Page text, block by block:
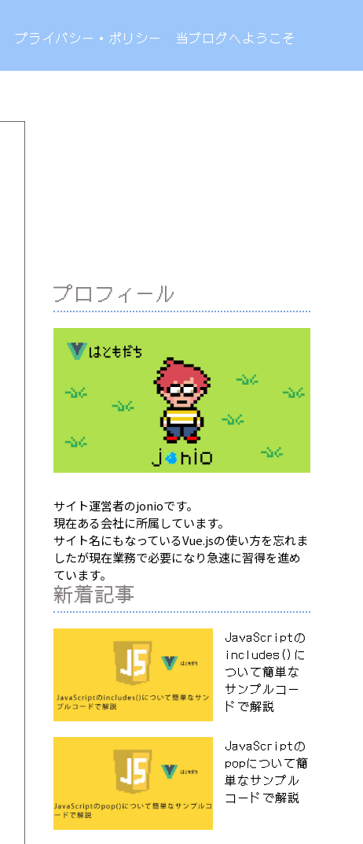
プライバシー・ポリシー 当ブログへようこそ
プロフィール
サイト運営者のjonioです。
現在ある会社に所属しています。
サイト名にもなっているVue.jsの使い方を忘れま
したが現在業務で必要になり急速に習得を進め
ています。
新着記事
JavaScriptの
includes()に
ついて簡単な
サンプルコー
ドで解説
JavaScriptの
popについて簡
単なサンプル
コードで解説